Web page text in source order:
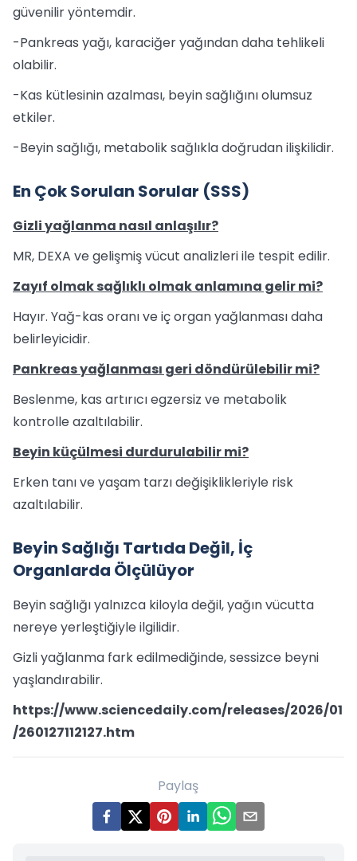
güvenilir yöntemdir.
-Pankreas yağı, karaciğer yağından daha tehlikeli
olabilir.
-Kas kütlesinin azalması, beyin sağlığını olumsuz
etkiler.
-Beyin sağlığı, metabolik sağlıkla doğrudan ilişkilidir.
En Çok Sorulan Sorular (SSS)
Gizli yağlanma nasıl anlaşılır?
MR, DEXA ve gelişmiş vücut analizleri ile tespit edilir.
Zayıf olmak sağlıklı olmak anlamına gelir mi?
Hayır. Yağ-kas oranı ve iç organ yağlanması daha
belirleyicidir.
Pankreas yağlanması geri döndürülebilir mi?
Beslenme, kas artırıcı egzersiz ve metabolik
kontrolle azaltılabilir.
Beyin küçülmesi durdurulabilir mi?
Erken tanı ve yaşam tarzı değişiklikleriyle risk
azaltılabilir.
Beyin Sağlığı Tartıda Değil, İç
Organlarda Ölçülüyor
Beyin sağlığı yalnızca kiloyla değil, yağın vücutta
nereye yerleştiğiyle ilgilidir.
Gizli yağlanma fark edilmediğinde, sessizce beyni
yaşlandırabilir.
https://www.sciencedaily.com/releases/2026/01
/260127112127.htm
Paylaş